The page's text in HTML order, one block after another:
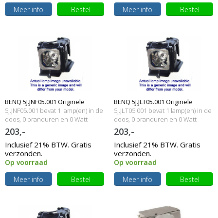
Meer info Bestel Meer info Bestel
BENQ 5J.JNF05.001 Originele
lampmodule
5J.JNF05.001 bevat 1 lamp(en) in de
doos, 0 branduren en 0 Watt
203,-
Inclusief 21% BTW. Gratis
verzonden.
Op voorraad
Meer info
Bestel
BENQ 5J.JLT05.001 Originele
lampmodule
5J.JLT05.001 bevat 1 lamp(en) in de
doos, 0 branduren en 0 Watt
203,-
Inclusief 21% BTW. Gratis
verzonden.
Op voorraad
Meer info
Bestel